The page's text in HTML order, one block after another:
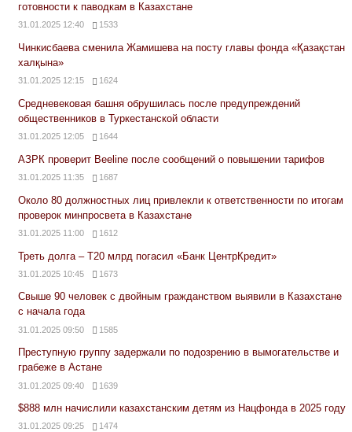
готовности к паводкам в Казахстане
31.01.2025 12:40 1533
Чинкисбаева сменила Жамишева на посту главы фонда «Қазақстан
халқына»
31.01.2025 12:15 1624
Средневековая башня обрушилась после предупреждений
общественников в Туркестанской области
31.01.2025 12:05 1644
АЗРК проверит Beeline после сообщений о повышении тарифов
31.01.2025 11:35 1687
Около 80 должностных лиц привлекли к ответственности по итогам
проверок минпросвета в Казахстане
31.01.2025 11:00 1612
Треть долга – Т20 млрд погасил «Банк ЦентрКредит»
31.01.2025 10:45 1673
Свыше 90 человек с двойным гражданством выявили в Казахстане
с начала года
31.01.2025 09:50 1585
Преступную группу задержали по подозрению в вымогательстве и
грабеже в Астане
31.01.2025 09:40 1639
$888 млн начислили казахстанским детям из Нацфонда в 2025 году
31.01.2025 09:25 1474